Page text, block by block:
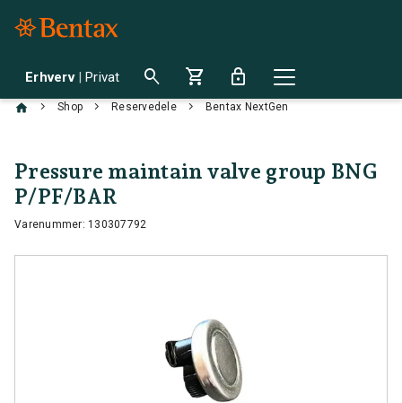
Erhverv | Privat search shopping_cart lock
chevron_right Shop chevron_right Reservedele chevron_right Bentax NextGen
Pressure maintain valve group BNG
P/PF/BAR
Varenummer: 130307792